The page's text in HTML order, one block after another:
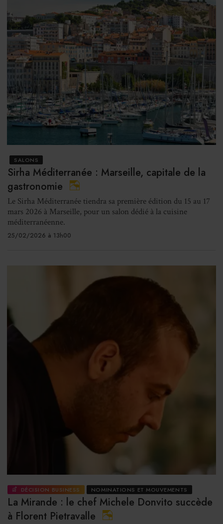
SALONS
Sirha Méditerranée : Marseille, capitale de la
gastronomie
Le Sirha Méditerranée tiendra sa première édition du 15 au 17
mars 2026 à Marseille, pour un salon dédié à la cuisine
méditerranéenne.
25/02/2026 à 13h00
DÉCISION BUSINESS NOMINATIONS ET MOUVEMENTS
La Mirande : le chef Michele Donvito succède
à Florent Pietravalle